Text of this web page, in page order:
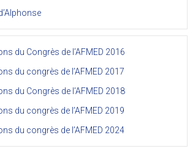
de
de
(Afmed/Unikin)
vécu
du Congrès de l’AFMED 2016
du congrès de l’AFMED 2017
du Congrès de l’AFMED 2018
du congrès de l’AFMED 2019
du congrès de l’AFMED 2024